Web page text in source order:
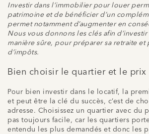
Investir dans l’immobilier pour louer
patrimoine et de bénéficier d’un
permet notamment d’augmenter en
Nous vous donnons les clés afin
manière sûre, pour préparer sa retraite et
d’impôts.
Bien choisir le quartier et le prix
Pour bien investir dans le locatif, la
et peut être la clé du succès, c’est de
adresse. Choisissez un quartier avec du
pas toujours facile, car les quartiers
entendu les plus demandés et donc les